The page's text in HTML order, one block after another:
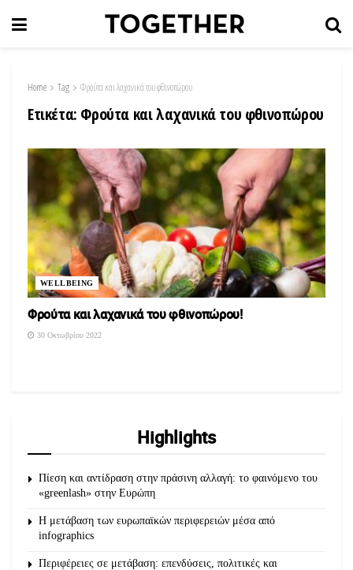
Home Tag Φρούτα και λαχανικά του φθινοπώρου
Ετικέτα: Φρούτα και λαχανικά του φθινοπώρου
WELLBEING
Φρούτα και λαχανικά του φθινοπώρου!
30 Οκτωβρίου 2022
Highlights
Πίεση και αντίδραση στην πράσινη αλλαγή: το φαινόμενο του
«greenlash» στην Ευρώπη
Η μετάβαση των ευρωπαϊκών περιφερειών μέσα από
infographics
Περιφέρειες σε μετάβαση: επενδύσεις, πολιτικές και